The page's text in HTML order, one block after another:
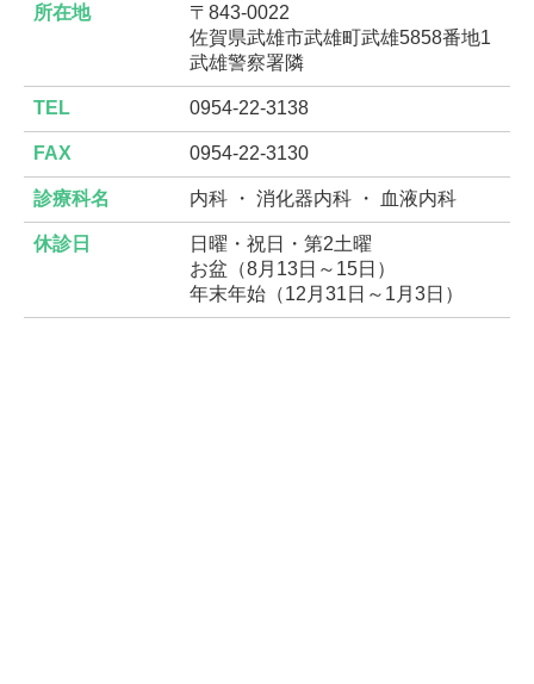
所在地
〒843-0022
佐賀県武雄市武雄町武雄5858番地1
武雄警察署隣
TEL 0954-22-3138
FAX 0954-22-3130
診療科名 内科 ・ 消化器内科 ・ 血液内科
休診日
日曜・祝日・第2土曜
お盆（8月13日～15日）
年末年始（12月31日～1月3日）